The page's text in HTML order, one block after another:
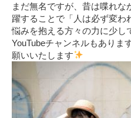
まだ無名ですが、昔は喋れ
躍することで「人は必ず変わ
悩みを抱える方々の力に少し
YouTubeチャンネルもありま
願いいたします